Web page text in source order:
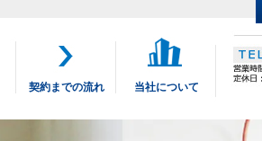
契約までの流れ 当社について